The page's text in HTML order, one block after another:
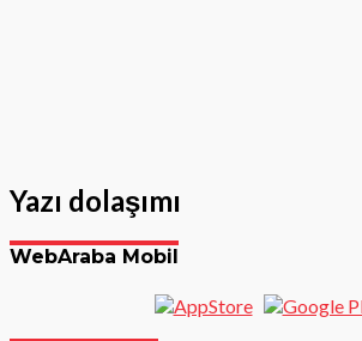
Yazı dolaşımı
WebAraba Mobil